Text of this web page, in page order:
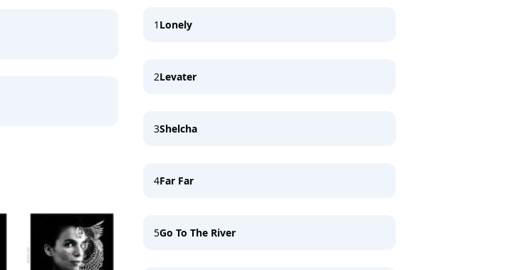
1 Lonely
2Levater
3Shelcha
4Far Far
5Go To The River